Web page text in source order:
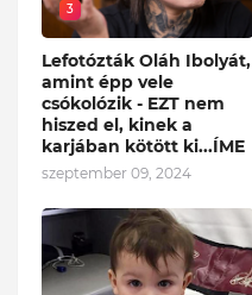
3
Lefotózták Oláh Ibolyát,
amint épp vele
csókolózik - EZT nem
hiszed el, kinek a
karjában kötött ki...ÍME
szeptember 09, 2024